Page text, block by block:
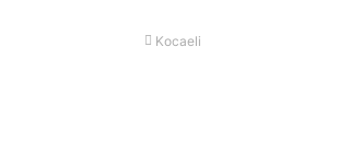
Kocaeli